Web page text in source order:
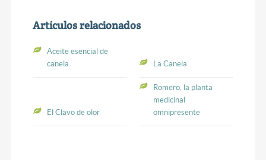
Artículos relacionados
Aceite esencial de
canela
La Canela
El Clavo de olor
Romero, la planta
medicinal
omnipresente